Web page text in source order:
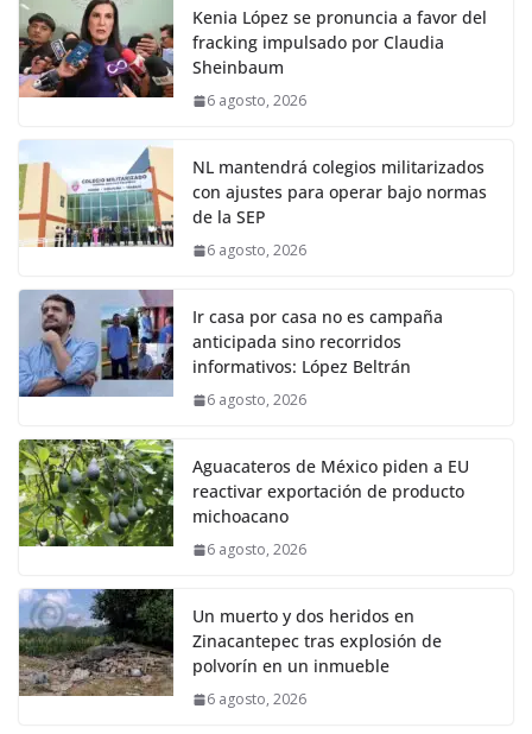
Kenia López se pronuncia a favor del
fracking impulsado por Claudia
Sheinbaum
6 agosto, 2026
NL mantendrá colegios militarizados
con ajustes para operar bajo normas
de la SEP
6 agosto, 2026
Ir casa por casa no es campaña
anticipada sino recorridos
informativos: López Beltrán
6 agosto, 2026
Aguacateros de México piden a EU
reactivar exportación de producto
michoacano
6 agosto, 2026
Un muerto y dos heridos en
Zinacantepec tras explosión de
polvorín en un inmueble
6 agosto, 2026